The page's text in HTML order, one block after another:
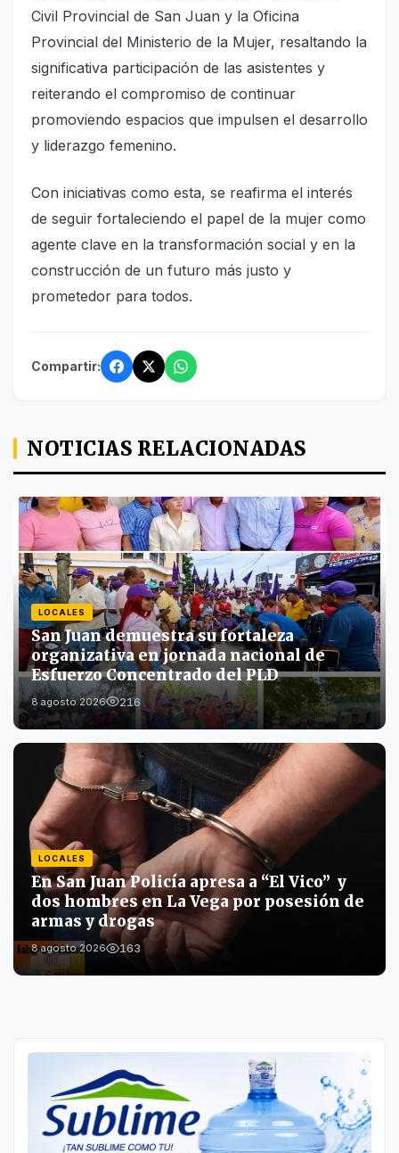
Civil Provincial de San Juan y la Oficina
Provincial del Ministerio de la Mujer, resaltando la
significativa participación de las asistentes y
reiterando el compromiso de continuar
promoviendo espacios que impulsen el desarrollo
y liderazgo femenino.
Con iniciativas como esta, se reafirma el interés
de seguir fortaleciendo el papel de la mujer como
agente clave en la transformación social y en la
construcción de un futuro más justo y
prometedor para todos.
Compartir:
NOTICIAS RELACIONADAS
LOCALES
San Juan demuestra su fortaleza
organizativa en jornada nacional de
Esfuerzo Concentrado del PLD
8 agosto 2026 216
LOCALES
En San Juan Policía apresa a “El Vico” y
dos hombres en La Vega por posesión de
armas y drogas
8 agosto 2026 163